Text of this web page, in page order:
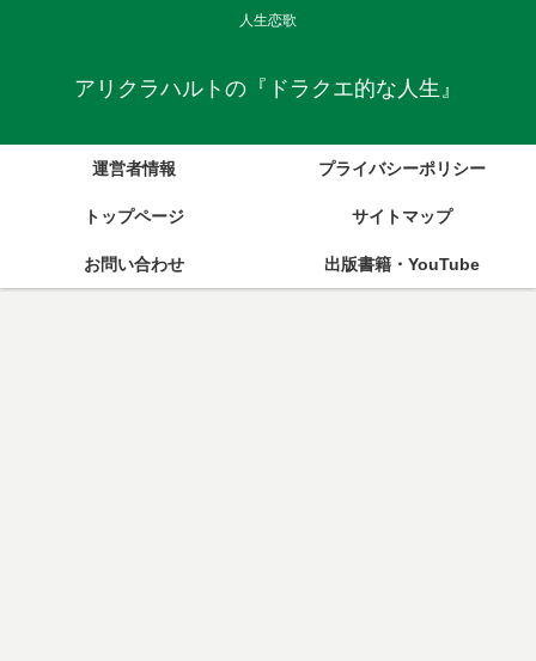
人生恋歌
アリクラハルトの『ドラクエ的な人生』
運営者情報 プライバシーポリシー
トップページ サイトマップ
お問い合わせ 出版書籍・YouTube